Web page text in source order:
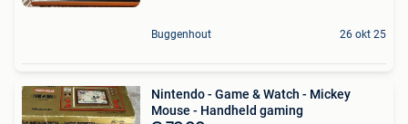
Buggenhout 26 okt 25
Nintendo - Game & Watch - Mickey
Mouse - Handheld gaming